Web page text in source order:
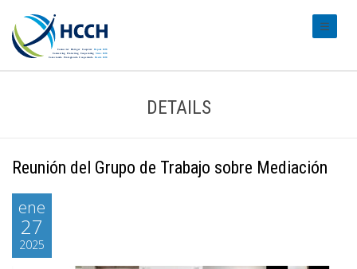
DETAILS
Reunión del Grupo de Trabajo sobre Mediación
ene
27
2025